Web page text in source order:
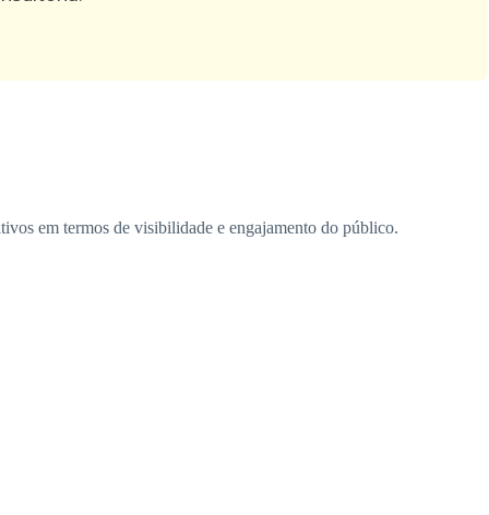
em termos de visibilidade e engajamento do público.